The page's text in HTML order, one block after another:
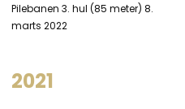
Pilebanen 3. hul (85 meter) 8.
marts 2022
2021